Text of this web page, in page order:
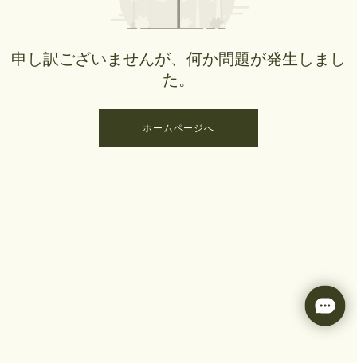
申し訳ございませんが、何か問題が発生しまし
た。
ホームページへ